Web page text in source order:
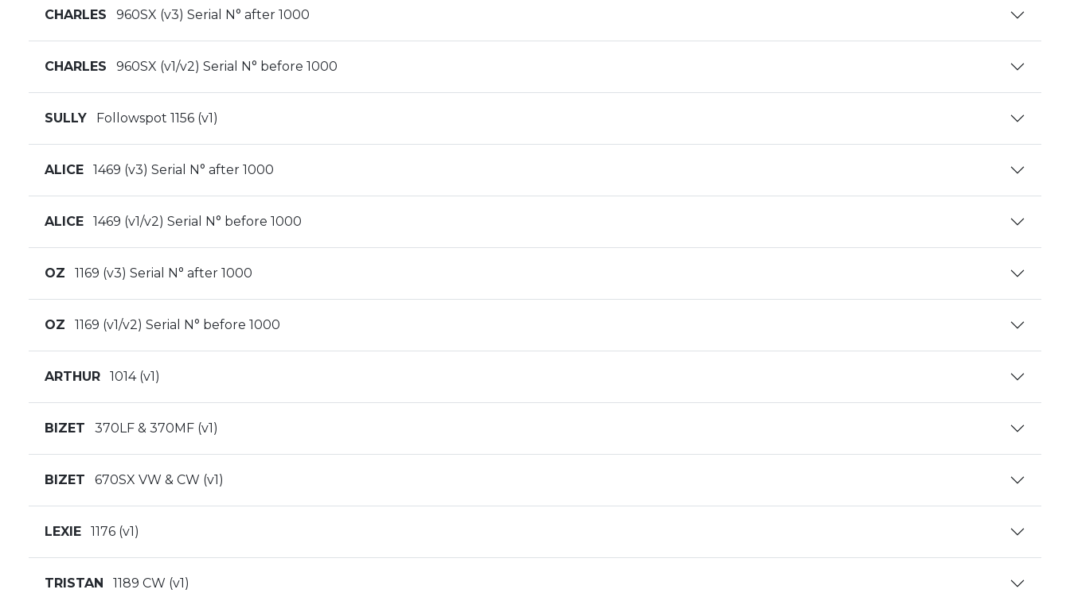
CHARLES 960SX (v3) Serial N° after 1000
CHARLES 960SX (v1/v2) Serial N° before 1000
SULLY Followspot 1156 (v1)
ALICE 1469 (v3) Serial N° after 1000
ALICE 1469 (v1/v2) Serial N° before 1000
OZ 1169 (v3) Serial N° after 1000
OZ 1169 (v1/v2) Serial N° before 1000
ARTHUR 1014 (v1)
BIZET 370LF & 370MF (v1)
BIZET 670SX VW & CW (v1)
LEXIE 1176 (v1)
TRISTAN 1189 CW (v1)